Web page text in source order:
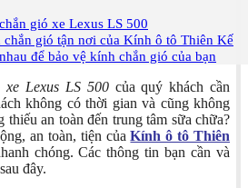
gió xe Lexus LS 500
gió tận nơi của Kính ô tô Thiên Kế
để bảo vệ kính chắn gió của bạn
Lexus LS 500của quý khách cần
không có thời gian và cũng không
thiếu an toàn đến trung tâm sữa chữa?
an toàn, tiện củaKính ô tô Thiên
chóng. Các thông tin bạn cần và
đây.